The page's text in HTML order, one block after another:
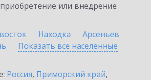
или внедрение
Находка
Арсеньев
Показать все населенные
Россия, Приморский край,